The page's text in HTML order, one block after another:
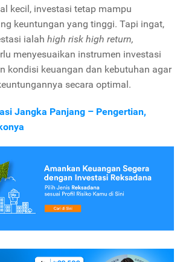
kecil, investasi tetap mampu
keuntungan yang tinggi. Tapi ingat,
ialah high risk high return,
menyesuaikan instrumen investasi
kondisi keuangan dan kebutuhan agar
secara optimal.
Jangka Panjang – Pengertian,